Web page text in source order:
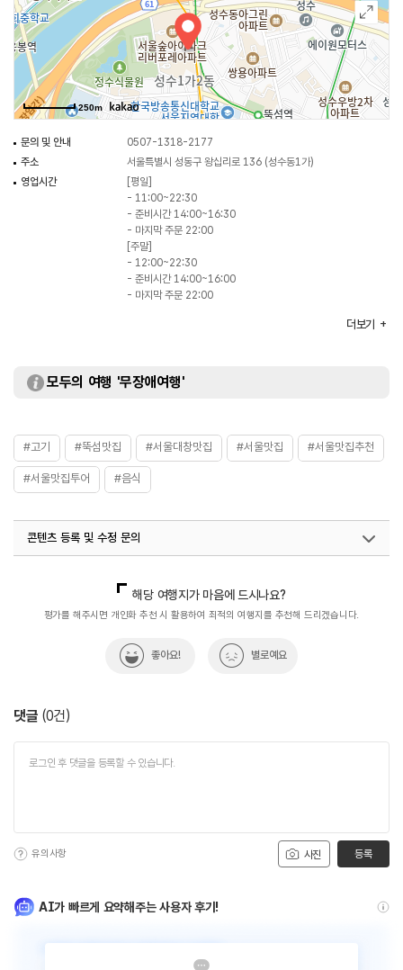
250m
문의 및 안내
0507-1318-2177
주소
서울특별시 성동구 왕십리로 136 (성수동1가)
영업시간
[평일]
- 11:00~22:30
- 준비시간 14:00~16:30
- 마지막 주문 22:00
[주말]
- 12:00~22:30
- 준비시간 14:00~16:00
- 마지막 주문 22:00
취급메뉴
특양밥 / 한우 양지 냉수육 김치국수 / 한우 특상우설 등
화장실
더보기
모두의 여행 '무장애여행'
#고기 #뚝섬맛집 #서울대창맛집 #서울맛집 #서울맛집추천
#서울맛집투어 #음식
콘텐츠 등록 및 수정 문의
해당 여행지가 마음에 드시나요?
평가를 해주시면 개인화 추천 시 활용하여 최적의 여행지를 추천해 드리겠습니다.
좋아요! 별로예요
댓글 (0건)
사진
유의사항 등록
AI가 빠르게 요약해주는 사용자 후기!